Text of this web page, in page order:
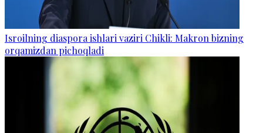
Isroilning diaspora ishlari vaziri Chikli: Makron bizning
orqamizdan pichoqladi